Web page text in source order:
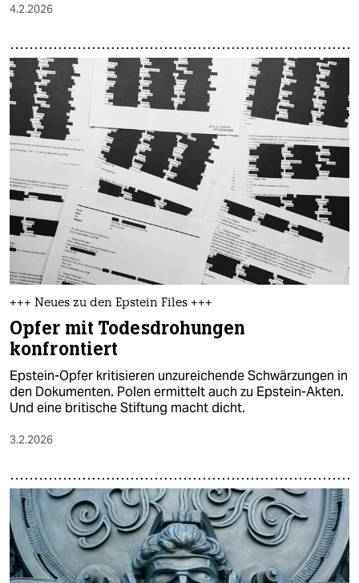
4.2.2026
+++ Neues zu den Epstein Files +++
Opfer mit Todesdrohungen
konfrontiert
Epstein-Opfer kritisieren unzureichende Schwärzungen in
den Dokumenten. Polen ermittelt auch zu Epstein-Akten.
Und eine britische Stiftung macht dicht.
3.2.2026